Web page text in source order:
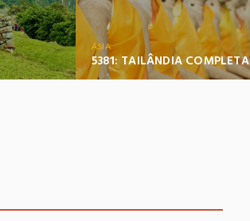
ÁSIA
5381: TAILÂNDIA COMPLETA